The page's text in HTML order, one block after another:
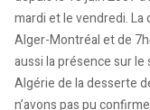
mardi et le vendredi.
Alger-Montréal et de
aussi la présence sur
Algérie de la desserte
n’avons pas pu